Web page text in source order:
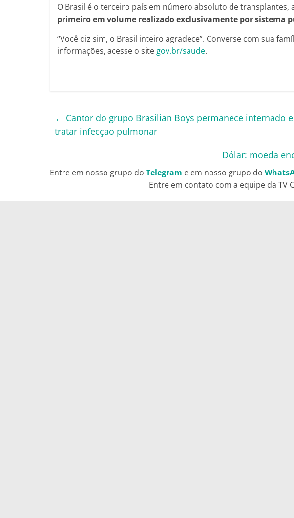
O Brasil é o terceiro país em número absoluto de transplantes,
primeiro em volume realizado exclusivamente por sistema
“Você diz sim, o Brasil inteiro agradece”. Converse com sua
informações, acesse o site gov.br/saude.
← Cantor do grupo Brasilian Boys permanece internado
tratar infecção pulmonar
Dólar: moeda
Entre em nosso grupo do Telegram e em nosso grupo do
Entre em contato com a equipe da TV